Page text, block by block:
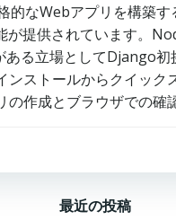
的なWebアプリを構築す
が提供されています。
ある立場としてDjango初
ンストールからクイック
の作成とブラウザでの確
最近の投稿